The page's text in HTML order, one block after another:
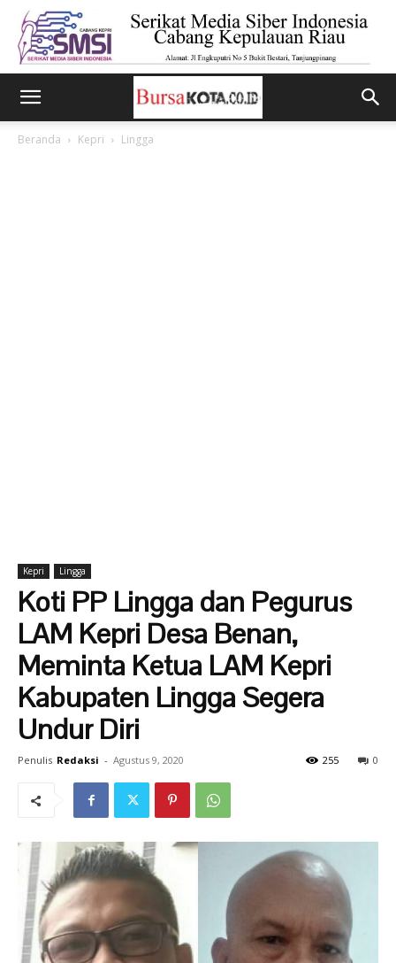
Beranda Kepri Lingga
Kepri Lingga
Koti PP Lingga dan Pegurus
LAM Kepri Desa Benan,
Meminta Ketua LAM Kepri
Kabupaten Lingga Segera
Undur Diri
Penulis Redaksi - Agustus 9, 2020 0
255